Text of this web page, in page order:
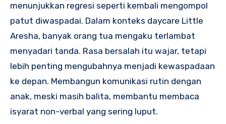
menunjukkan regresi seperti kembali mengompol
patut diwaspadai. Dalam konteks daycare Little
Aresha, banyak orang tua mengaku terlambat
menyadari tanda. Rasa bersalah itu wajar, tetapi
lebih penting mengubahnya menjadi kewaspadaan
ke depan. Membangun komunikasi rutin dengan
anak, meski masih balita, membantu membaca
isyarat non-verbal yang sering luput.